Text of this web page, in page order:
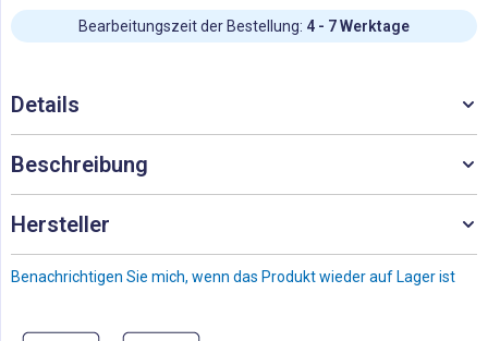
Benachrichtigen Sie mich, wenn das Produkt wieder auf Lager ist
Bearbeitungszeit der Bestellung: 4 - 7 Werktage
Details
Beschreibung
Hersteller